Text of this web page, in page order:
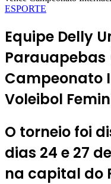
ESPORTE
Equipe Delly
Parauapebas
Campeonato
Voleibol
O torneio foi
dias 24 e 27
na capital do